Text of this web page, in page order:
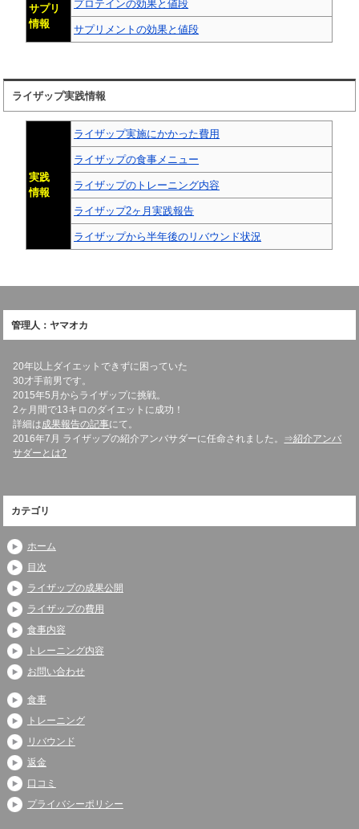
サプリ
情報
プロテインの効果と値段
サプリメントの効果と値段
ライザップ実践情報
実践
情報
ライザップ実施にかかった費用
ライザップの食事メニュー
ライザップのトレーニング内容
ライザップ2ヶ月実践報告
ライザップから半年後のリバウンド状況
管理人：ヤマオカ
20年以上ダイエットできずに困っていた
30才手前男です。
2015年5月からライザップに挑戦。
2ヶ月間で13キロのダイエットに成功！
詳細は成果報告の記事にて。
2016年7月 ライザップの紹介アンバサダーに任命されました。
⇒紹介アンバ
サダーとは?
カテゴリ
ホーム
目次
ライザップの成果公開
ライザップの費用
食事内容
トレーニング内容
お問い合わせ
食事
トレーニング
リバウンド
返金
口コミ
プライバシーポリシー